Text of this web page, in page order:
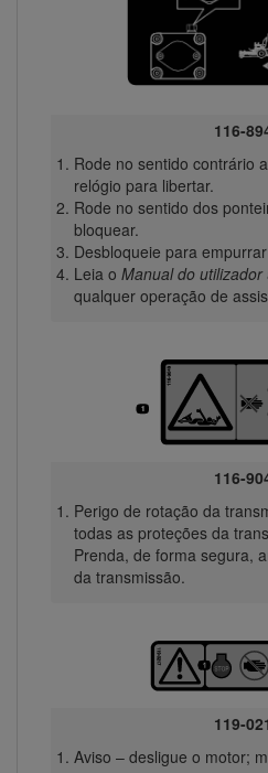
116-
Rode no sentido contrário
relógio para libertar.
Rode no sentido dos
bloquear.
Desbloqueie para
Leia o Manual do utilizador
qualquer operação de
116-
Perigo de rotação da
todas as proteções da
Prenda, de forma segura,
da transmissão.
119-
Aviso – desligue o motor;